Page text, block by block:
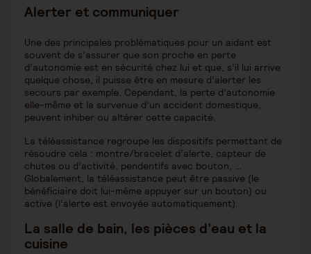
Alerter et communiquer
Une des principales problématiques pour un aidant est
souvent de s’assurer que son proche en perte
d’autonomie est en sécurité chez lui et que, s’il lui arrive
quelque chose, il puisse être en mesure d’alerter les
secours par exemple. Cependant, la perte d’autonomie
elle-même et la survenue d’un accident domestique,
peuvent inhiber ou altérer cette capacité.
La téléassistance regroupe les dispositifs permettant de
résoudre cela : montre/bracelet d’alerte, capteur de
chutes ou d’activité, pendentifs avec bouton, …
Globalement, la téléassistance peut être passive (le
bénéficiaire doit lui-même appuyer sur un bouton) ou
active (l’alerte est envoyée automatiquement).
La salle de bain, les pièces d’eau et la
cuisine